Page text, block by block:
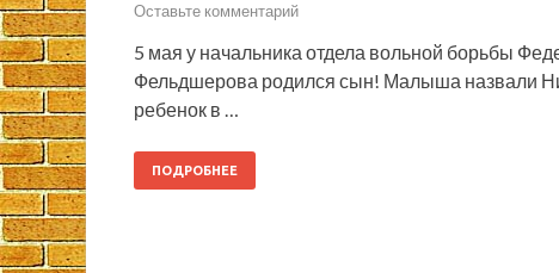
Оставьте комментарий
5 мая у начальника отдела вольной борьбы
Фельдшерова родился сын! Малыша назвали
ребенок в …
ПОДРОБНЕЕ